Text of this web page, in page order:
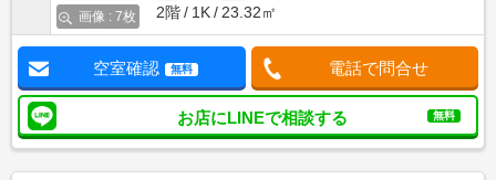
画像 : 7枚
2階
1K 23.32㎡
空室確認 無料 電話で問合せ
お店にLINEで相談する 無料